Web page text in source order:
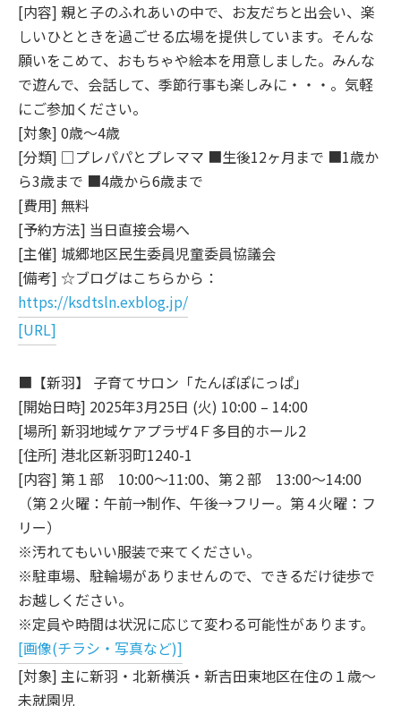
[内容] 親と子のふれあいの中で、お友だちと出会い、楽
しいひとときを過ごせる広場を提供しています。そんな
願いをこめて、おもちゃや絵本を用意しました。みんな
で遊んで、会話して、季節行事も楽しみに・・・。気軽
にご参加ください。
[対象] 0歳～4歳
[分類] □プレパパとプレママ ■生後12ヶ月まで ■1歳か
ら3歳まで ■4歳から6歳まで
[費用] 無料
[予約方法] 当日直接会場へ
[主催] 城郷地区民生委員児童委員協議会
[備考] ☆ブログはこちらから：
https://ksdtsln.exblog.jp/
[URL]
■【新羽】 子育てサロン「たんぽぽにっぱ」
[開始日時] 2025年3月25日 (火) 10:00 – 14:00
[場所] 新羽地域ケアプラザ4Ｆ多目的ホール2
[住所] 港北区新羽町1240-1
[内容] 第１部 10:00～11:00、第２部 13:00～14:00
（第２火曜：午前→制作、午後→フリー。第４火曜：フ
リー）
※汚れてもいい服装で来てください。
※駐車場、駐輪場がありませんので、できるだけ徒歩で
お越しください。
※定員や時間は状況に応じて変わる可能性があります。
[画像(チラシ・写真など)]
[対象] 主に新羽・北新横浜・新吉田東地区在住の１歳～
未就園児